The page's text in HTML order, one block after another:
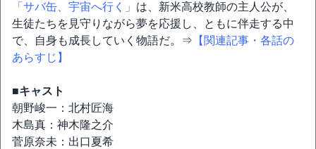
「サバ缶、宇宙へ行く」 は、新米高校教師の主人公が、
生徒たちを見守りながら夢を応援し、ともに伴走する中
で、自身も成長していく物語だ。⇒ 【関連記事・各話の
あらすじ】
■キャスト
朝野峻一：北村匠海
木島真：神木隆之介
菅原奈未：出口夏希